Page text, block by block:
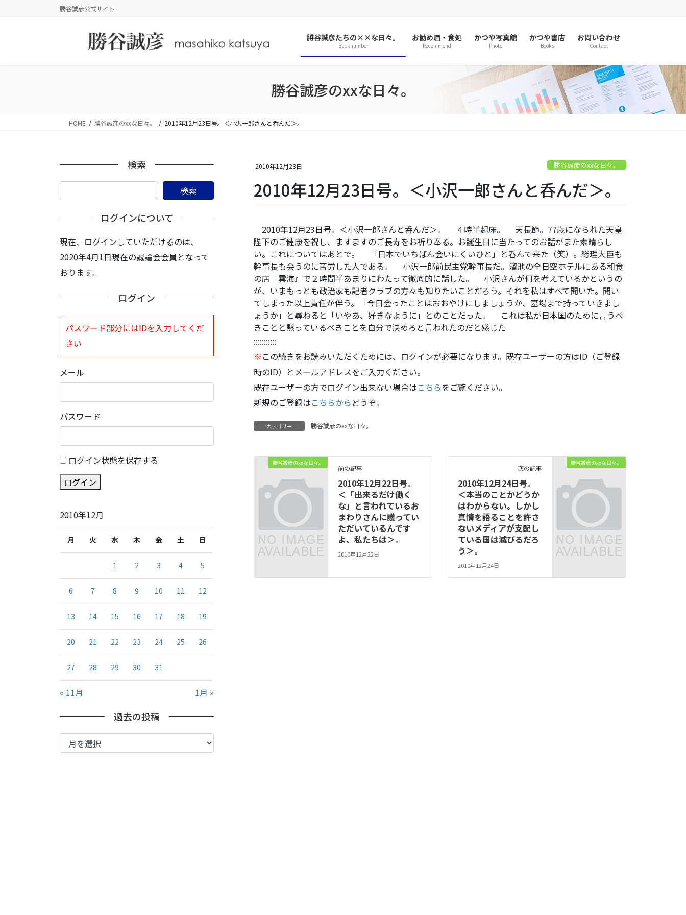
勝谷誠彦公式サイト
勝谷誠彦たちの××な日々。
Backnumber
お勧め酒・食処
Recommend
かつや写真館
Photo
かつや書店
Books
お問い合わせ
Contact
勝谷誠彦のxxな日々。
HOME 勝谷誠彦のxxな日々。 2010年12月23日号。＜小沢一郎さんと呑んだ＞。
2010年12月23日 勝谷誠彦のxxな日々。
2010年12月23日号。＜小沢一郎さんと呑んだ＞。
2010年12月23日号。＜小沢一郎さんと呑んだ＞。 ４時半起床。 天長節。77歳になられた天皇
陛下のご健康を祝し、ますますのご長寿をお祈り奉る。お誕生日に当たってのお話がまた素晴らし
い。これについてはあとで。 「日本でいちばん会いにくいひと」と呑んで来た（笑）。総理大臣も
幹事長も会うのに苦労した人である。 小沢一郎前民主党幹事長だ。溜池の全日空ホテルにある和食
の店『雲海』で２時間半あまりにわたって徹底的に話した。 小沢さんが何を考えているかというの
が、いまもっとも政治家も記者クラブの方々も知りたいことだろう。それを私はすべて聞いた。聞い
てしまった以上責任が伴う。「今日会ったことはおおやけにしましょうか、墓場まで持っていきまし
ょうか」と尋ねると「いやあ、好きなように」とのことだった。 これは私が日本国のために言うべ
きことと黙っているべきことを自分で決めろと言われたのだと感じた
:::::::::::
※ この続きをお読みいただくためには、ログインが必要になります。既存ユーザーの方はID（ご登録
時のID）とメールアドレスをご入力ください。
既存ユーザーの方でログイン出来ない場合はこちらをご覧ください。
新規のご登録はこちらから どうぞ。
カテゴリー 勝谷誠彦のxxな日々。
勝谷誠彦のxxな日々。
前の記事
2010年12月22日号。
＜「出来るだけ働く
な」と言われているお
まわりさんに護ってい
ただいているんです
よ、私たちは＞。
2010年12月22日
勝谷誠彦のxxな日々。
次の記事
2010年12月24日号。
＜本当のことかどうか
はわからない。しかし
真情を語ることを許さ
ないメディアが支配し
ている国は滅びるだろ
う＞。
2010年12月24日
検索
ログインについて
現在、ログインしていただけるのは、
2020年4月1日現在の誠論会会員となって
おります。
ログイン
パスワード部分にはIDを入力してくだ
さい
メール
パスワード
ログイン状態を保存する
ログイン
2010年12月
月 火 水 木 金 土 日
1 2 3 4 5
6 7 8 9 10 11 12
13 14 15 16 17 18 19
20 21 22 23 24 25 26
27 28 29 30 31
« 11月 1月 »
過去の投稿
過
去